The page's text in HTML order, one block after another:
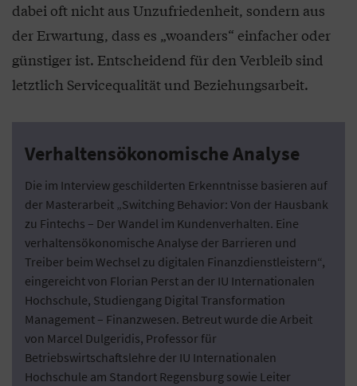
dabei oft nicht aus Unzufriedenheit, sondern aus
der Erwartung, dass es „woanders“ einfacher oder
günstiger ist. Entscheidend für den Verbleib sind
letztlich Servicequalität und Beziehungsarbeit.
Verhaltensökonomische Analyse
Die im Interview geschilderten Erkenntnisse basieren auf
der Masterarbeit „Switching Behavior: Von der Hausbank
zu Fintechs – Der Wandel im Kundenverhalten. Eine
verhaltensökonomische Analyse der Barrieren und
Treiber beim Wechsel zu digitalen Finanzdienstleistern“,
eingereicht von Florian Perst an der IU Internationalen
Hochschule, Studiengang Digital Transformation
Management – Finanzwesen. Betreut wurde die Arbeit
von Marcel Dulgeridis, Professor für
Betriebswirtschaftslehre der IU Internationalen
Hochschule am Standort Regensburg sowie Leiter